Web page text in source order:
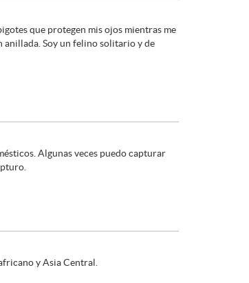
que protegen mis ojos mientras me
anillada. Soy un felino solitario y de
Algunas veces puedo capturar
y Asia Central.